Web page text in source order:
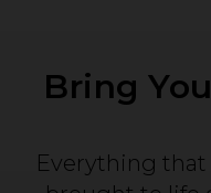
Bring
Everything that